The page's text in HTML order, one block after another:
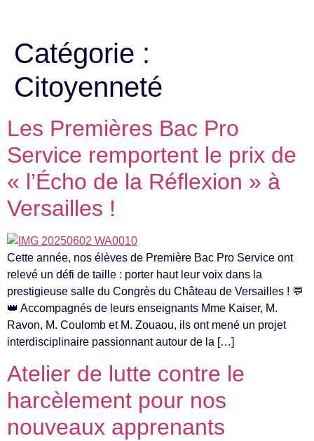
Catégorie :
Citoyenneté
Les Premières Bac Pro
Service remportent le prix de
« l’Écho de la Réflexion » à
Versailles !
Cette année, nos élèves de Première Bac Pro Service ont
relevé un défi de taille : porter haut leur voix dans la
prestigieuse salle du Congrès du Château de Versailles ! 💬
👑 Accompagnés de leurs enseignants Mme Kaiser, M.
Ravon, M. Coulomb et M. Zouaou, ils ont mené un projet
interdisciplinaire passionnant autour de la […]
Atelier de lutte contre le
harcèlement pour nos
nouveaux apprenants